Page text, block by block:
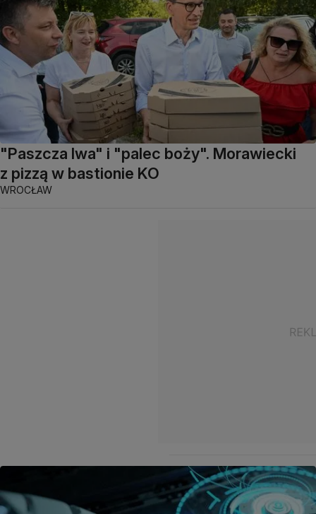
"Paszcza lwa" i "palec boży". Morawiecki
z pizzą w bastionie KO
WROCŁAW